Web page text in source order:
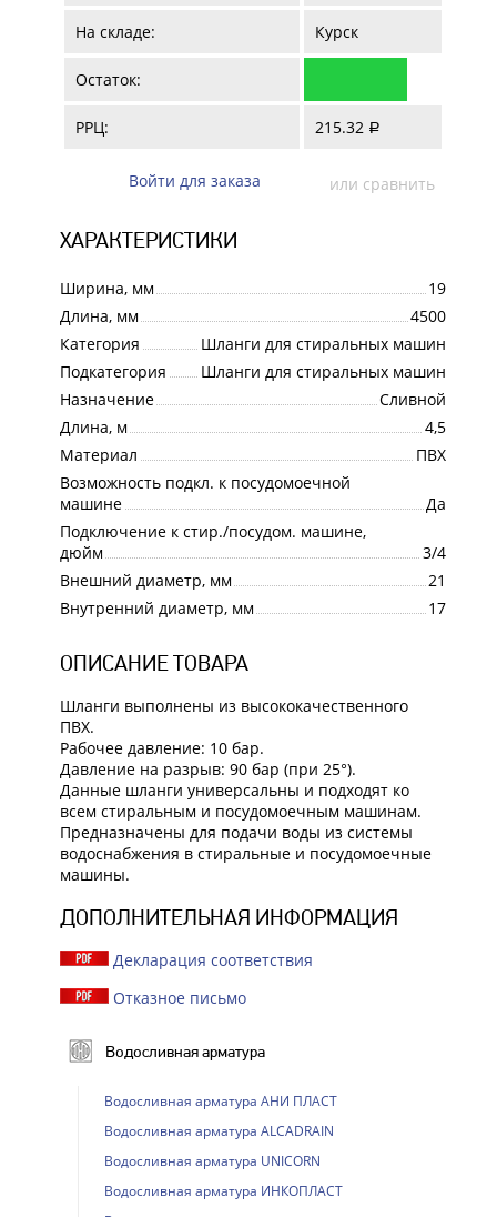
На складе: Курск
Остаток:
РРЦ: 215.32 a
Войти для заказа или сравнить
ХАРАКТЕРИСТИКИ
Ширина, мм
19
Длина, мм
4500
Категория
Шланги для стиральных машин
Подкатегория
Шланги для стиральных машин
Назначение
Сливной
Длина, м
4,5
Материал
ПВХ
Возможность подкл. к посудомоечной
машине
Да
Подключение к стир./посудом. машине,
дюйм
3/4
Внешний диаметр, мм
21
Внутренний диаметр, мм
17
ОПИСАНИЕ ТОВАРА
Шланги выполнены из высококачественного
ПВХ.
Рабочее давление: 10 бар.
Давление на разрыв: 90 бар (при 25°).
Данные шланги универсальны и подходят ко
всем стиральным и посудомоечным машинам.
Предназначены для подачи воды из системы
водоснабжения в стиральные и посудомоечные
машины.
ДОПОЛНИТЕЛЬНАЯ ИНФОРМАЦИЯ
Декларация соответствия
Отказное письмо
Водосливная арматура
Водосливная арматура АНИ ПЛАСТ
Водосливная арматура ALCADRAIN
Водосливная арматура UNICORN
Водосливная арматура ИНКОПЛАСТ